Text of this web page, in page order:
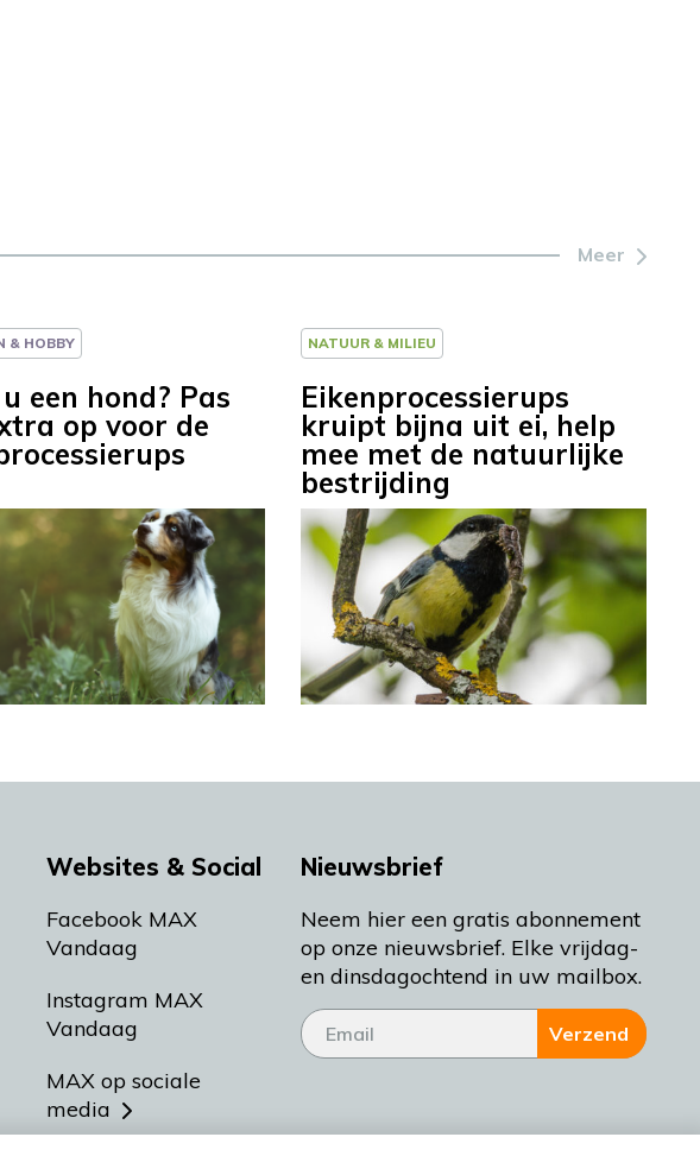
Meer
& HOBBY
een hond? Pas
op voor de
NATUUR & MILIEU
Eikenprocessierups
kruipt bijna uit ei, help
mee met de natuurlijke
bestrijding
Websites & Social
Facebook MAX
Vandaag
Instagram MAX
Vandaag
MAX op sociale
media
Nieuwsbrief
Neem hier een gratis abonnement
op onze nieuwsbrief. Elke vrijdag-
en dinsdagochtend in uw mailbox.
Verzend